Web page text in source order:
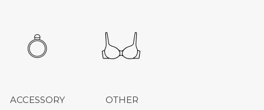
ACCESSORY OTHER